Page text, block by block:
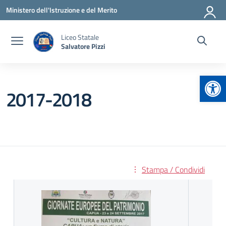
Vai ai contenuti
Vai al menu di navigazione
Vai al footer
Ministero dell'Istruzione e del Merito
Liceo Statale
Salvatore Pizzi
2017-2018
Stampa / Condividi